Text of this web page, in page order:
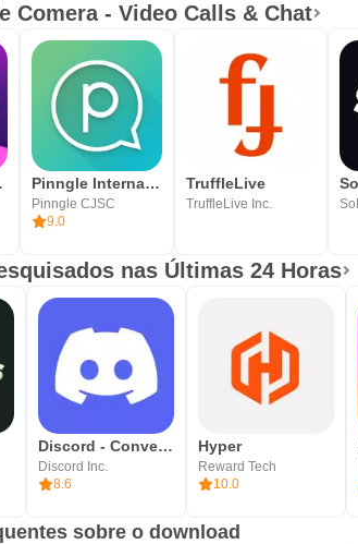
Comera - Video Calls & Chat
Pinngle International Calling
Pinngle CJSC
9.0
TruffleLive
TruffleLive Inc.
nas Últimas 24 Horas
Discord - Converse e Jogue
Discord Inc.
8.6
Hyper
Reward Tech
10.0
sobre o download